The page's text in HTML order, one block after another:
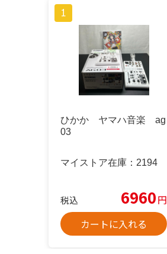
ひかか ヤマハ音楽 ag
03
マイストア在庫： 2194
税込 6960円
カートに入れる